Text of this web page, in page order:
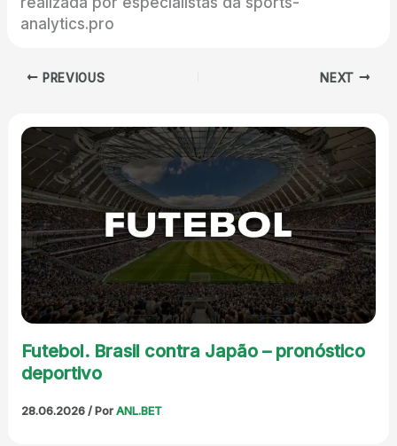
analytics.pro
PREVIOUS NEXT
Futebol. Brasil contra Japão – pronóstico
deportivo
28.06.2026/ PorANL.BET